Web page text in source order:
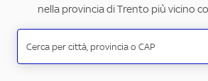
nella provincia di Trento più vicino